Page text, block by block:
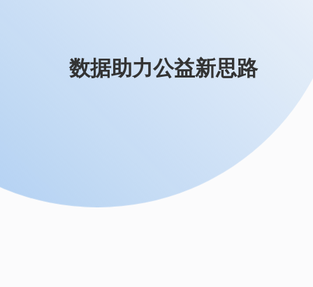
数据助力公益新思路